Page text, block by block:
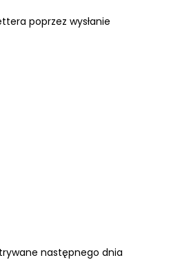
poprzez wysłanie
następnego dnia